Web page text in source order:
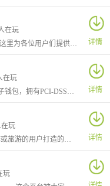
核成功之后就可以开店
在玩
艾兴优选是一款电商购物平台，在这里为各位用户们提供了丰富的商品，有着各种优惠活动，让用户们能够买到实惠好质量的商品。在平台中还提供了拍卖服务，可参与拍卖购买各种稀有物品。
详情
在玩
MytelPay 2025 app是用于缅甸的电子钱包，拥有PCI-DSS全球证书，旨在提供精品服务，为缅甸人民的日常生活带来便利，旨在提供具有许多独特功能的个人和企业所需的所有支付。
详情
在玩
缅甸KBZPay app是专为在缅甸工作或旅游的用户打造的软件，为缅甸居民提供更安全、更简单、更便捷的货币交易方式。
详情
玩